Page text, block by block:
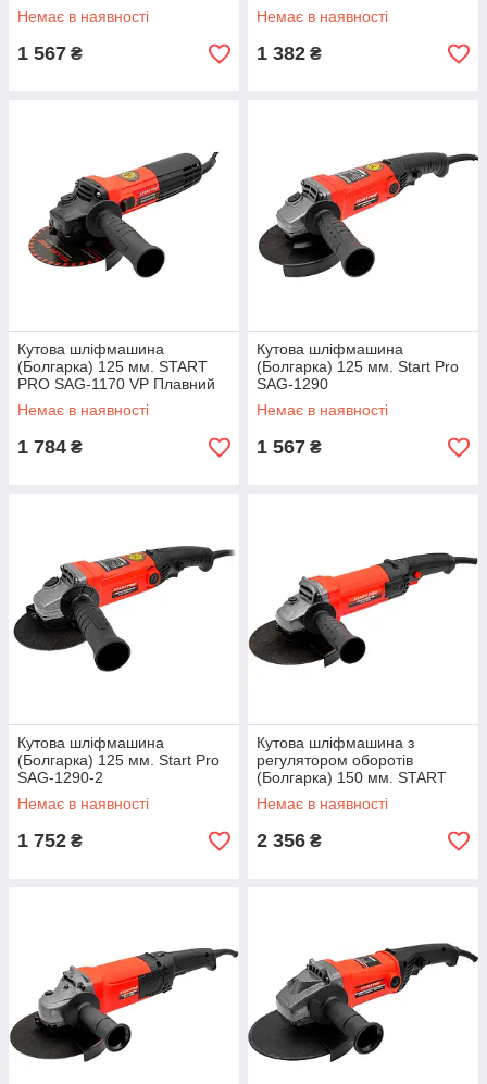
Немає в наявності
1 567 ₴
Немає в наявності
1 382 ₴
Кутова шліфмашина
(Болгарка) 125 мм. START
PRO SAG-1170 VP Плавний
пуск, регулювання обертів
Немає в наявності
1 784 ₴
Кутова шліфмашина
(Болгарка) 125 мм. Start Pro
SAG-1290
Немає в наявності
1 567 ₴
Кутова шліфмашина
(Болгарка) 125 мм. Start Pro
SAG-1290-2
Немає в наявності
1 752 ₴
Кутова шліфмашина з
регулятором оборотів
(Болгарка) 150 мм. START
PRO SAG-1600
Немає в наявності
2 356 ₴